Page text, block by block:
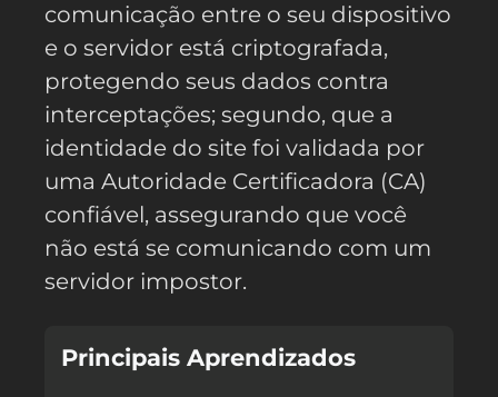
comunicação entre o seu dispositivo
e o servidor está criptografada,
protegendo seus dados contra
interceptações; segundo, que a
identidade do site foi validada por
uma Autoridade Certificadora (CA)
confiável, assegurando que você
não está se comunicando com um
servidor impostor.
Principais Aprendizados